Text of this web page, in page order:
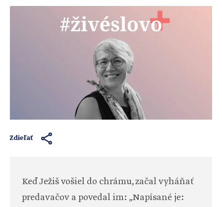
Zdieľať
Keď Ježiš vošiel do chrámu, začal vyháňať
predavačov a povedal im: „Napísané je: